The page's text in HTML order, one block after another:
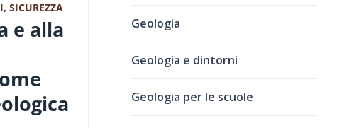
, SICUREZZA
e alla
Geologia
Geologia e dintorni
Geologia per le scuole